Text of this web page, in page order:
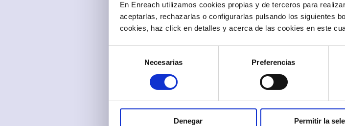
En Enreach utilizamos cookies propias y de terceros para
aceptarlas, rechazarlas o configurarlas pulsando los siguientes
cookies, haz click en detalles y acerca de las cookies en este
consentimiento
Necesarias Preferencias
Denegar Permitir la